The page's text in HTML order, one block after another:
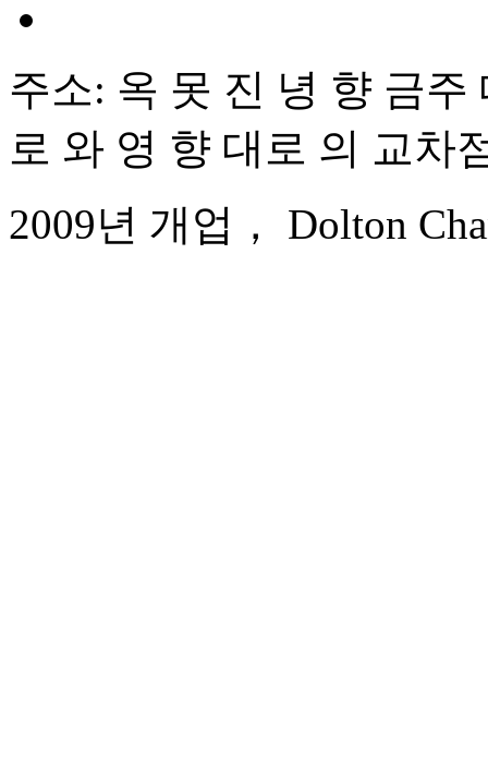
주소: 옥 못 진 녕 향 금
로 와 영 향 대로 의 교차
2009년 개업， Dolton